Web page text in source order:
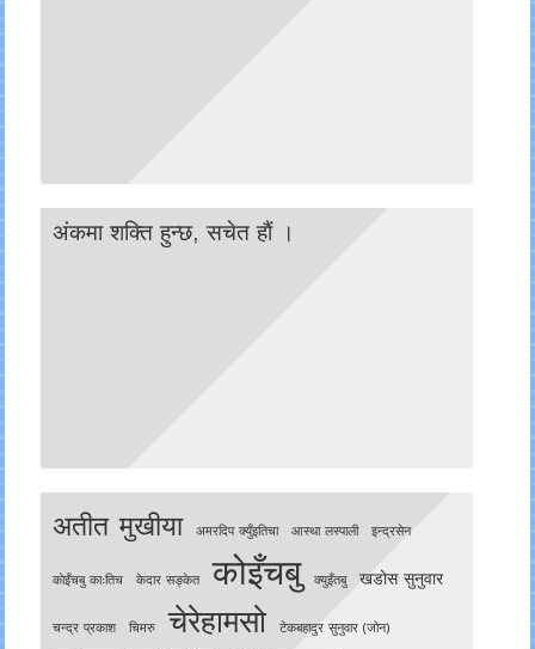
अंकमा शक्ति हुन्छ, सचेत हाैं ।
अतीत मुखीया अमरदिप क्युँइतिचा आस्था लस्पाली इन्द्रसेन
काेइँचबु काःतिच केदार सङ्केत कोइँचबु क्युइँतबु खडोस सुनुवार
चन्द्र प्रकाश चिमरु चेरेहामसो टेकबहादुर सुनुवार (जोन)